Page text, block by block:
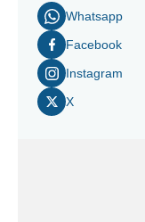
Whatsapp
Facebook
Instagram
X